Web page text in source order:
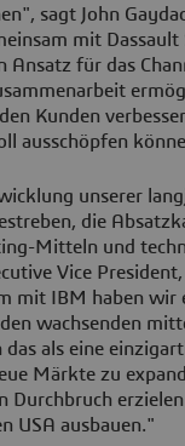
sagt John
mit Dassault
Ansatz für das
Kunden
ausschöpfen
unserer
die
Mitteln und
Vice President,
mit IBM haben wir
wachsenden
als eine
Märkte zu
Durchbruch
USA ausbauen."